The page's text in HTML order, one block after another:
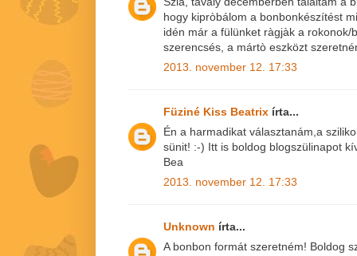
hogy kipròbálom a bonbonkészítést
idén már a fülünket ràgjàk a
szerencsés, a mártò eszközt
2013. november 12. 17:33
Füziné Kiss Beatrix írta...
Én a harmadikat választanám,a
sünit! :-) Itt is boldog blogszülinapot
Bea
2013. november 12. 17:33
Unknown írta...
A bonbon formát szeretném! Boldog